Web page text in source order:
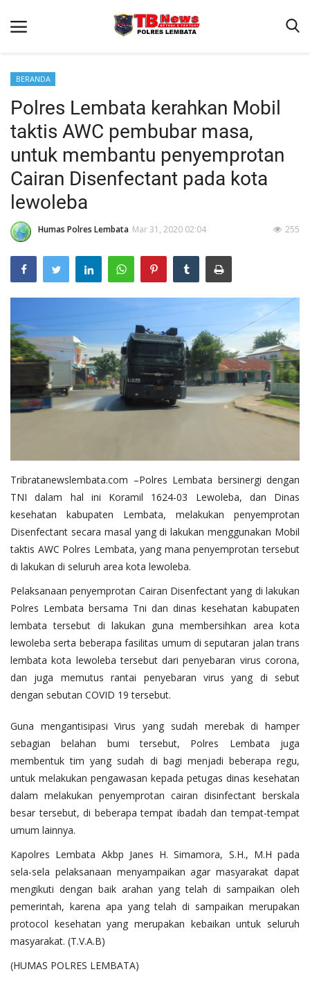
Beranda
Binkam
Terms & Conditions
Giat Ops
Reskrim
Polisi Kita
Lantas
BERANDA
Polres Lembata kerahkan Mobil
taktis AWC pembubar masa,
untuk membantu penyemprotan
Cairan Disenfectant pada kota
lewoleba
Humas Polres Lembata Mar 31, 2020 02:04 255
Tribratanewslembata.com –Polres Lembata bersinergi dengan
TNI dalam hal ini Koramil 1624-03 Lewoleba, dan Dinas
kesehatan kabupaten Lembata, melakukan penyemprotan
Disenfectant secara masal yang di lakukan menggunakan Mobil
taktis AWC Polres Lembata, yang mana penyemprotan tersebut
di lakukan di seluruh area kota lewoleba.
Pelaksanaan penyemprotan Cairan Disenfectant yang di lakukan
Polres Lembata bersama Tni dan dinas kesehatan kabupaten
lembata tersebut di lakukan guna membersihkan area kota
lewoleba serta beberapa fasilitas umum di seputaran jalan trans
lembata kota lewoleba tersebut dari penyebaran virus corona,
dan juga memutus rantai penyebaran virus yang di sebut
dengan sebutan COVID 19 tersebut.
Guna mengantisipasi Virus yang sudah merebak di hamper
sebagian belahan bumi tersebut, Polres Lembata juga
membentuk tim yang sudah di bagi menjadi beberapa regu,
untuk melakukan pengawasan kepada petugas dinas kesehatan
dalam melakukan penyemprotan cairan disinfectant berskala
besar tersebut, di beberapa tempat ibadah dan tempat-tempat
umum lainnya.
Kapolres Lembata Akbp Janes H. Simamora, S.H., M.H pada
sela-sela pelaksanaan menyampaikan agar masyarakat dapat
mengikuti dengan baik arahan yang telah di sampaikan oleh
pemerintah, karena apa yang telah di sampaikan merupakan
protocol kesehatan yang merupakan kebaikan untuk seluruh
masyarakat. (T.V.A.B)
(HUMAS POLRES LEMBATA)